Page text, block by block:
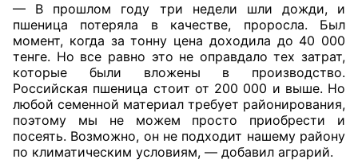
— В прошлом году три недели шли дожди, и
пшеница потеряла в качестве, проросла. Был
момент, когда за тонну цена доходила до 40 000
тенге. Но все равно это не оправдало тех затрат,
которые были вложены в производство.
Российская пшеница стоит от 200 000 и выше. Но
любой семенной материал требует районирования,
поэтому мы не можем просто приобрести и
посеять. Возможно, он не подходит нашему району
по климатическим условиям, — добавил аграрий.